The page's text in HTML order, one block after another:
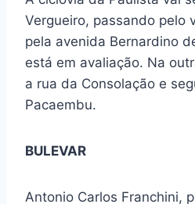
Vergueiro, passando pelo
pela avenida Bernardino
está em avaliação. Na
a rua da Consolação e
Pacaembu.
BULEVAR
Antonio Carlos Franchini,